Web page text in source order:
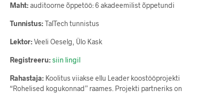
Maht:auditoorne õppetöö: 6 akadeemilist õppetundi
Tunnistus:TalTech tunnistus
Lektor:Veeli Oeselg, Ülo Kask
Registreeru:siin lingil
Rahastaja: Koolitus viiakse ellu Leader koostööprojekti
“Rohelised kogukonnad” raames. Projekti partneriks on